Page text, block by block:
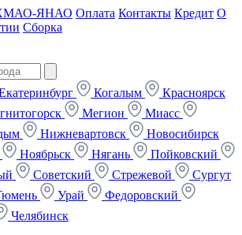
ЯНАО Оплата Контакты Кредит О
Сборка
Когалым
Красноярск
Мегион
Миасс
Нижневартовск
Новосибирск
Ноябрьск Нягань
Пойковский
Советский Стрежевой
Сургут
Урай
Федоровский
Челябинск